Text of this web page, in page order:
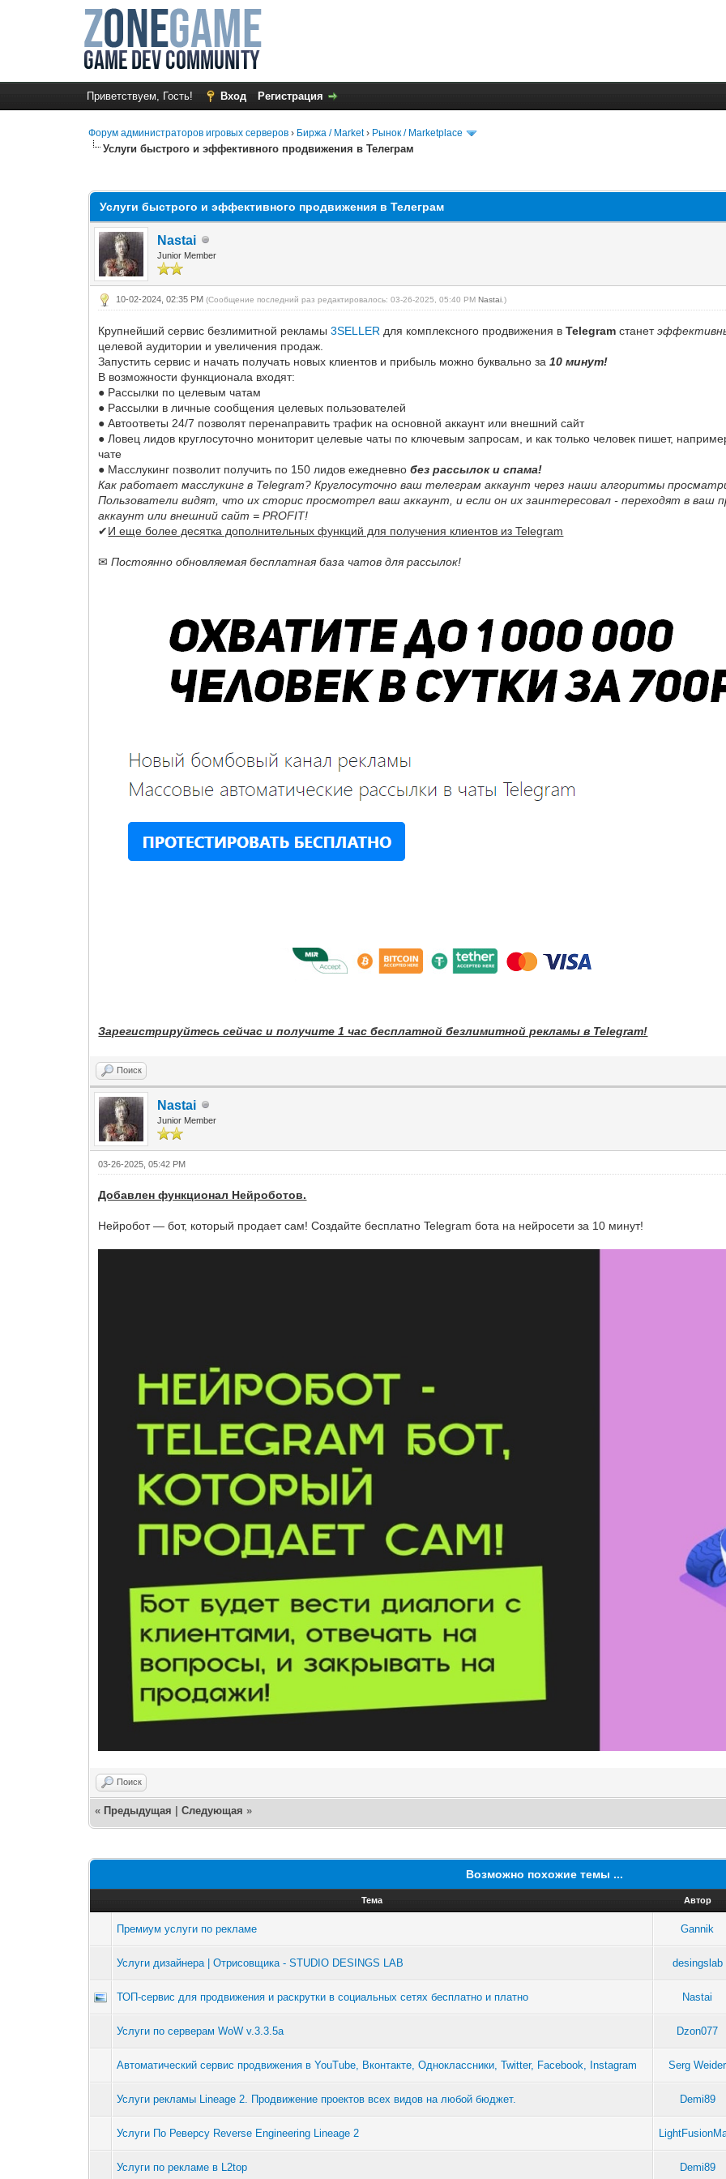
Приветствуем, Гость! Вход Регистрация
Форум администраторов игровых серверов › Биржа / Market› Рынок / Marketplace
Услуги быстрого и эффективного продвижения в Телеграм
Услуги быстрого и эффективного продвижения в Телеграм
Nastai
Junior Member
10-02-2024, 02:35 PM(Сообщение последний раз редактировалось: 03-26-2025, 05:40 PMNastai .)
Крупнейший сервис безлимитной рекламы3SELLER для комплексного продвижения вTelegram станет
целевой аудитории и увеличения продаж.
Запустить сервис и начать получать новых клиентов и прибыль можно буквально за10 минут!
В возможности функционала входят:
● Рассылки по целевым чатам
● Рассылки в личные сообщения целевых пользователей
● Автоответы 24/7 позволят перенаправить трафик на основной аккаунт или внешний сайт
● Ловец лидов круглосуточно мониторит целевые чаты по ключевым запросам, и как только человек пишет,
чате
● Масслукинг позволит получить по 150 лидов ежедневнобез рассылок и спама!
Как работает масслукинг в Telegram? Круглосуточно ваш телеграм аккаунт через наши алгоритмы
Пользователи видят, что их сторис просмотрел ваш аккаунт, и если он их заинтересовал - переходят в ваш
аккаунт или внешний сайт = PROFIT!
✔И еще более десятка дополнительных функций для получения клиентов из Telegram
✉Постоянно обновляемая бесплатная база чатов для рассылок!
Зарегистрируйтесь сейчас и получите 1 час бесплатной безлимитной рекламы в Telegram!
Поиск
Nastai
Junior Member
03-26-2025, 05:42 PM
Добавлен функционал Нейроботов.
Нейробот — бот, который продает сам! Создайте бесплатно Telegram бота на нейросети за 10 минут!
Поиск
« Предыдущая |Следующая»
Возможно похожие темы ...
Тема Автор
Премиум услуги по рекламе Gannik
Услуги дизайнера | Отрисовщика - STUDIO DESINGS LAB desingslab
ТОП-сервис для продвижения и раскрутки в социальных сетях бесплатно и платно Nastai
Услуги по серверам WoW v.3.3.5a Dzon077
Автоматический сервис продвижения в YouTube, Вконтакте, Одноклассники, Twitter, Facebook, Instagram Serg Weider
Услуги рекламы Lineage 2. Продвижение проектов всех видов на любой бюджет. Demi89
Услуги По Реверсу Reverse Engineering Lineage 2
Услуги по рекламе в L2top Demi89